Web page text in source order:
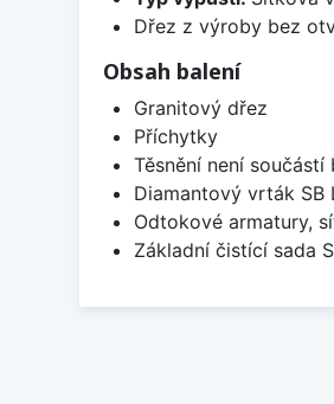
Dřez z výroby bez
Obsah balení
Granitový dřez
Příchytky
Těsnění není
Diamantový vrták SB
Odtokové armatury,
Základní čistící sada